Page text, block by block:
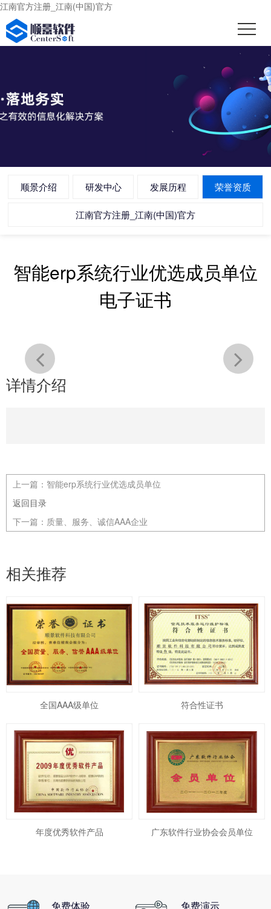
江南官方注册_江南(中国)官方
顺景介绍 研发中心 发展历程 荣誉资质
江南官方注册_江南(中国)官方
智能erp系统行业优选成员单位
电子证书
详情介绍
上一篇： 智能erp系统行业优选成员单位
返回目录
下一篇： 质量、服务、诚信AAA企业
相关推荐
全国AAA级单位 符合性证书
年度优秀软件产品 广东软件行业协会会员单位
免费体验 免费演示